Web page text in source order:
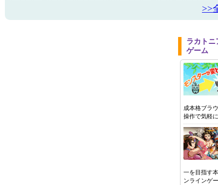
>>
ラカトニ
ゲーム
成本格ブラ
操作で気軽
一を目指す
ンラインゲ